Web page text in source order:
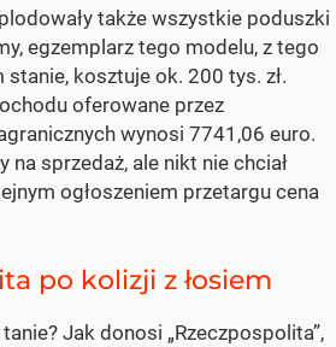
także wszystkie poduszki
egzemplarz tego modelu, z tego
kosztuje ok. 200 tys. zł.
oferowane przez
wynosi 7741,06 euro.
na sprzedaż, ale nikt nie chciał
ogłoszeniem przetargu cena
po kolizji z łosiem
Jak donosi „Rzeczpospolita”,